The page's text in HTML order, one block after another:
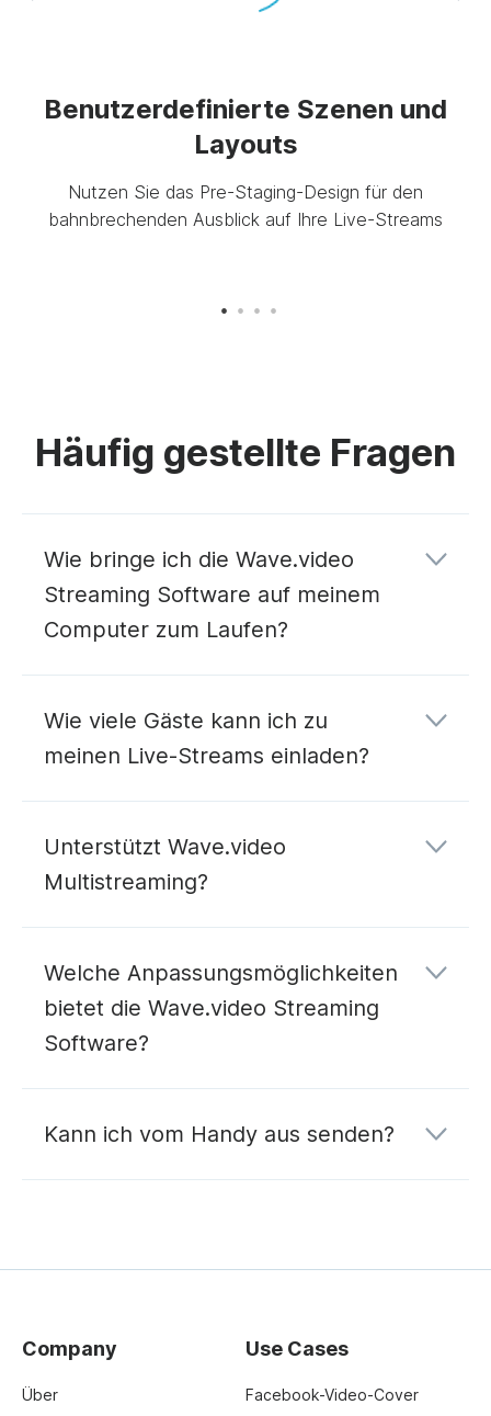
Benutzerdefinierte Szenen und
Layouts
Nutzen Sie das Pre-Staging-Design für den
bahnbrechenden Ausblick auf Ihre Live-Streams
Häufig gestellte Fragen
Wie bringe ich die Wave.video
Streaming Software auf meinem
Computer zum Laufen?
Wie viele Gäste kann ich zu
meinen Live-Streams einladen?
Unterstützt Wave.video
Multistreaming?
Welche Anpassungsmöglichkeiten
bietet die Wave.video Streaming
Software?
Kann ich vom Handy aus senden?
Company
Über
Use Cases
Facebook-Video-Cover